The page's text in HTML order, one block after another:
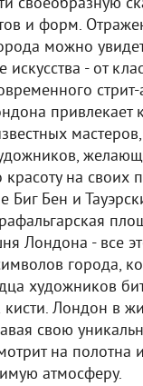
и форм.
можно
- от
стрит-
привлекает
красоту на своих
Биг Бен и
Лондона - все
города,
художников
кисти. Лондон в
свою
на полотна
атмосферу.